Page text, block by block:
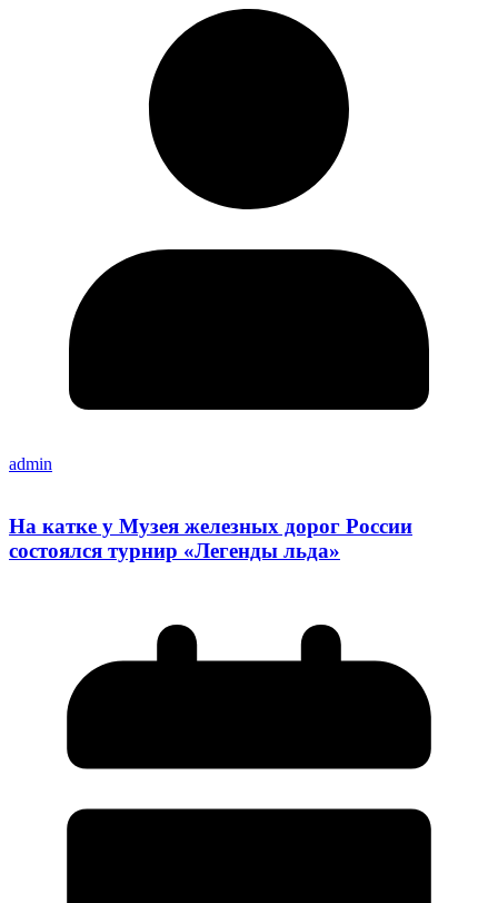
admin
На катке у Музея железных дорог России
состоялся турнир «Легенды льда»